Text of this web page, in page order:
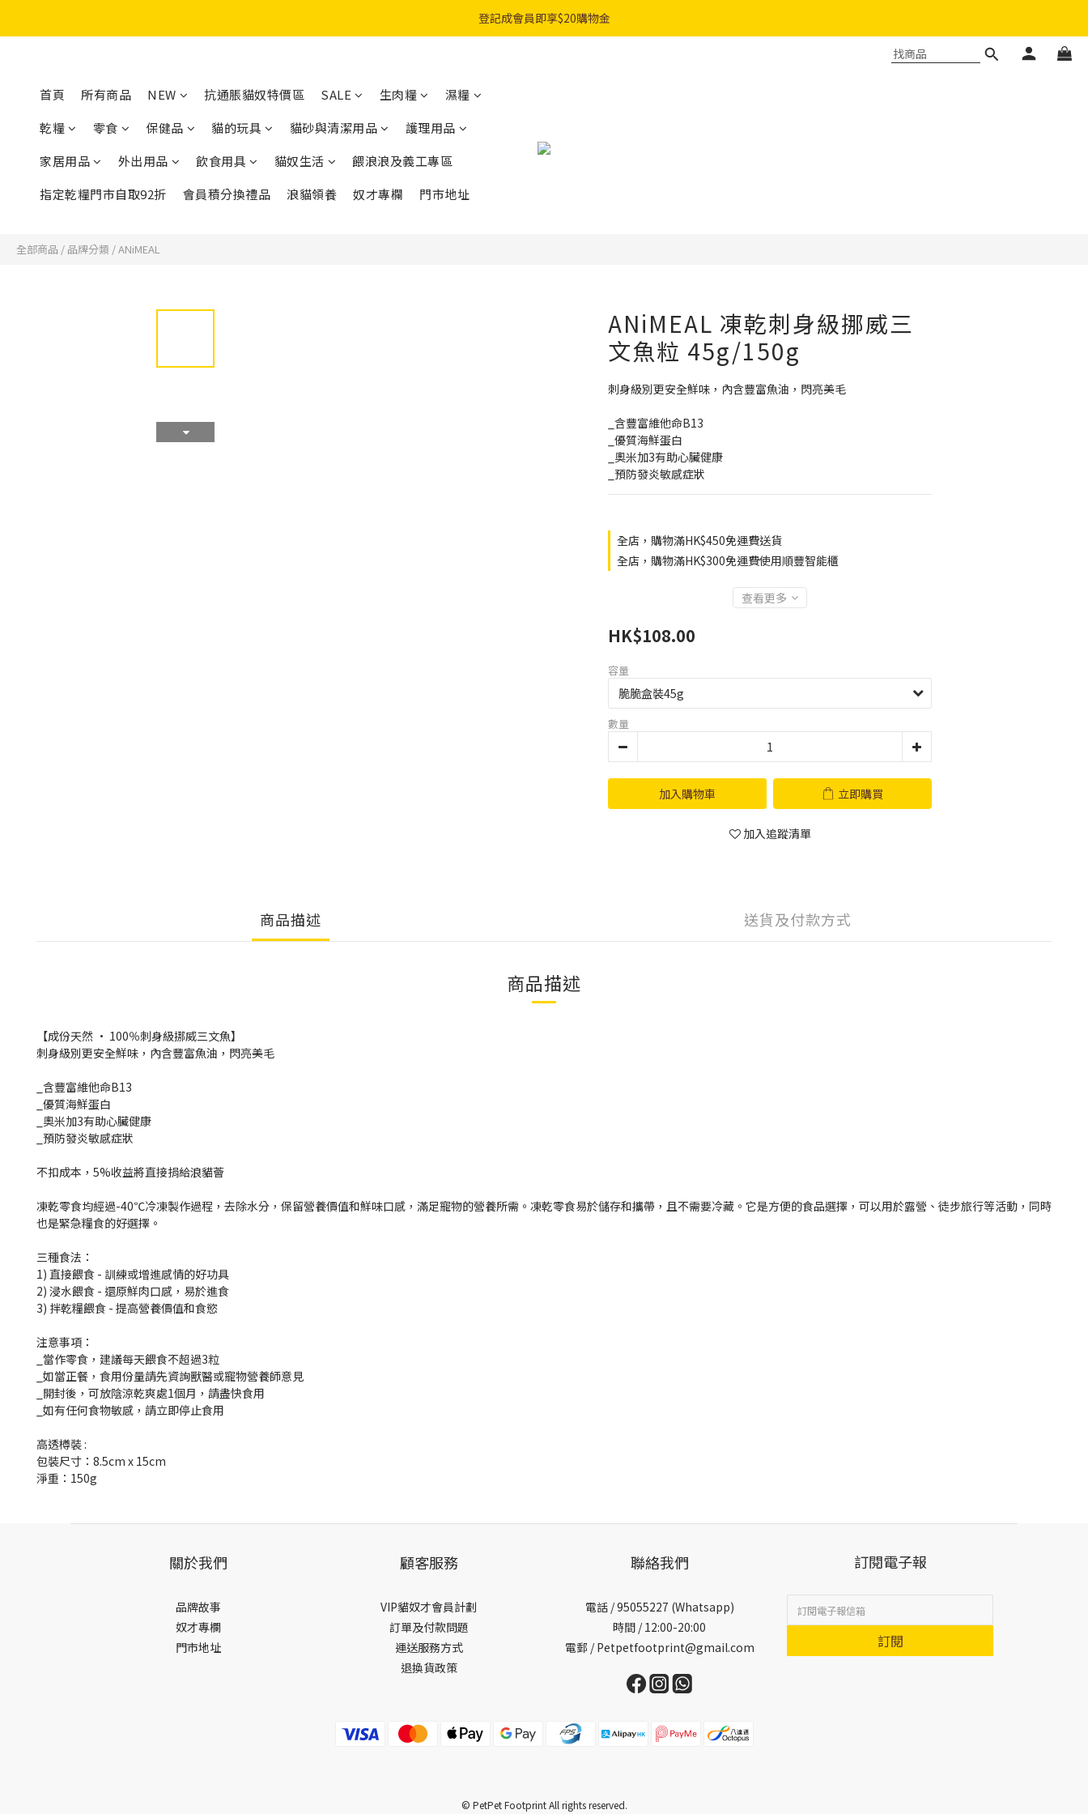
購物滿$300免費順豐智能櫃｜$450免費送貨上門
登記成會員即享$20購物金
首頁 所有商品 NEW 抗通脹貓奴特價區 SALE 生肉糧
濕糧
乾糧
零食 保健品 貓的玩具 貓砂與清潔用品
護理用品
家居用品
外出用品 飲食用具 貓奴生活
餵浪浪及義工專區
指定乾糧門市自取92折
會員積分換禮品 浪貓領養 奴才專欄 門市地址
全部商品 / 品牌分類 /ANiMEAL
ANiMEAL 凍乾刺身級挪威三
文魚粒 45g/150g
刺身級別更安全鮮味，內含豐富魚油，閃亮美毛
_含豐富維他命B13
_優質海鮮蛋白
_奧米加3有助心臟健康
_預防發炎敏感症狀
全店，購物滿HK$450免運費送貨
全店，購物滿HK$300免運費使用順豐智能櫃
查看更多
HK$108.00
容量
數量
加入購物車 立即購買
加入追蹤清單
商品描述 送貨及付款方式
商品描述
【成份天然 · 100％刺身級挪威三文魚】
刺身級別更安全鮮味，內含豐富魚油，閃亮美毛
_含豐富維他命B13
_優質海鮮蛋白
_奧米加3有助心臟健康
_預防發炎敏感症狀
不扣成本，5%收益將直接捐給浪貓薈
凍乾零食均經過-40℃冷凍製作過程，去除水分，保留營養價值和鮮味口感，滿足寵物的營養所需。凍乾零食易於儲存和攜帶，且不需要冷藏。它是方便的食品選擇，可以用於露營、徒步旅行等活動，同時
也是緊急糧食的好選擇。
三種食法：
1) 直接餵食 - 訓練或增進感情的好功具
2) 浸水餵食 - 還原鮮肉口感，易於進食
3) 拌乾糧餵食 - 提高營養價值和食慾
注意事項：
_當作零食，建議每天餵食不超過3粒
_如當正餐，食用份量請先資詢獸醫或寵物營養師意見
_開封後，可放陰涼乾爽處1個月，請盡快食用
_如有任何食物敏感，請立即停止食用
高透樽裝 :
包裝尺寸：8.5cm x 15cm
淨重：150g
立即購買
關於我們
品牌故事
奴才專欄
門市地址
顧客服務
VIP貓奴才會員計劃
訂單及付款問題
運送服務方式
退換貨政策
聯絡我們
電話 /95055227 (Whatsapp)
時間 / 12:00-20:00
電郵 / Petpetfootprint@gmail.com
訂閱電子報
訂閱
© PetPet Footprint All rights reserved.